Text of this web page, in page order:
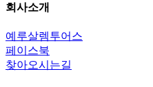
회사소개
예루살렘투어스
페이스북
찾아오시는길